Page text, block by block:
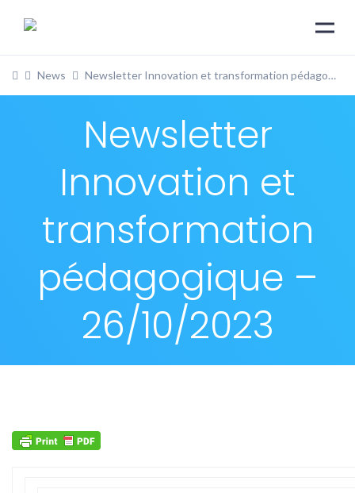
News Newsletter Innovation et transformation pédagogique – 26/10/2023
Newsletter
Innovation et
transformation
pédagogique –
26/10/2023